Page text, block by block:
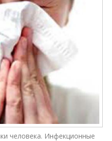
человека. Инфекционные